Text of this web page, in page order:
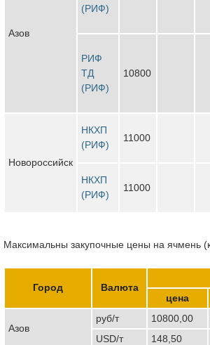
Азов
(РИФ)
РИФ
ТД
(РИФ)
10800
Новороссийск
НКХП
(РИФ)
11000
НКХП
(РИФ)
11000
Максимальны закупочные цены на ячмень
Город Валюта
цена
Азов
руб/т 10800,00
USD/т
148,50